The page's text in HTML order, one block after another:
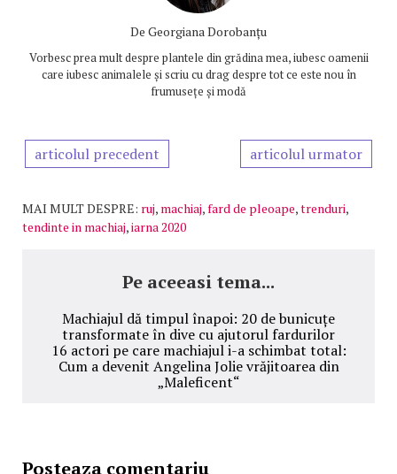
De Georgiana Dorobanțu
Vorbesc prea mult despre plantele din grădina mea, iubesc oamenii
care iubesc animalele și scriu cu drag despre tot ce este nou în
frumusețe și modă
articolul precedent articolul urmator
MAI MULT DESPRE: ruj, machiaj,fard de pleoape,trenduri,
tendinte in machiaj,iarna 2020
Pe aceeasi tema...
Machiajul dă timpul înapoi: 20 de bunicuțe
transformate în dive cu ajutorul fardurilor
16 actori pe care machiajul i-a schimbat total:
Cum a devenit Angelina Jolie vrăjitoarea din
„Maleficent“
Posteaza comentariu